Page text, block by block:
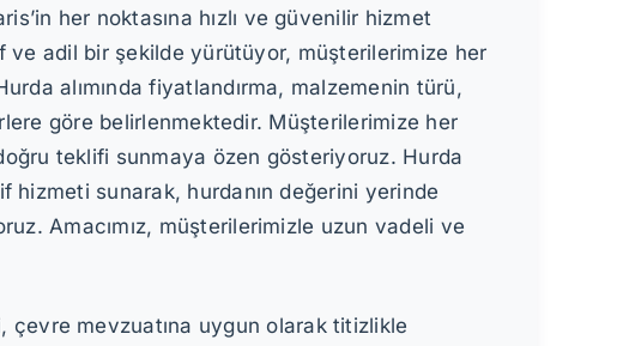
her noktasına hızlı ve güvenilir hizmet
ve adil bir şekilde yürütüyor, müşterilerimize her
alımında fiyatlandırma, malzemenin türü,
göre belirlenmektedir. Müşterilerimize her
teklifi sunmaya özen gösteriyoruz. Hurda
hizmeti sunarak, hurdanın değerini yerinde
Amacımız, müşterilerimizle uzun vadeli ve
çevre mevzuatına uygun olarak titizlikle